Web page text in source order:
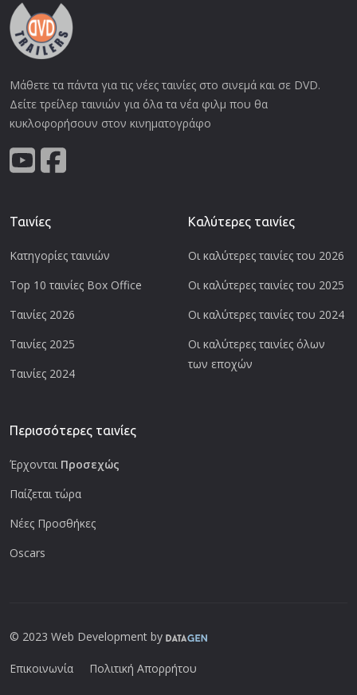
Μάθετε τα πάντα για τις νέες ταινίες στο σινεμά και σε DVD.
Δείτε τρείλερ ταινιών για όλα τα νέα φιλμ που θα
κυκλοφορήσουν στον κινηματογράφο
Ταινίες
Κατηγορίες ταινιών
Top 10 ταινίες Box Office
Ταινίες 2026
Ταινίες 2025
Ταινίες 2024
Καλύτερες ταινίες
Οι καλύτερες ταινίες του 2026
Οι καλύτερες ταινίες του 2025
Οι καλύτερες ταινίες του 2024
Οι καλύτερες ταινίες όλων
των εποχών
Περισσότερες ταινίες
Έρχονται Προσεχώς
Παίζεται τώρα
Νέες Προσθήκες
Oscars
© 2023 Web Development by
Επικοινωνία Πολιτική Απορρήτου